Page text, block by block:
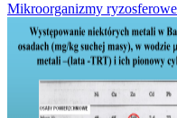
Mikroorganizmy